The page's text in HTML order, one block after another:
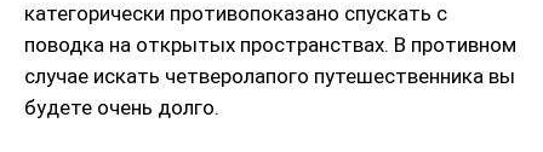
категорически противопоказано спускать с
поводка на открытых пространствах. В противном
случае искать четверолапого путешественника вы
будете очень долго.